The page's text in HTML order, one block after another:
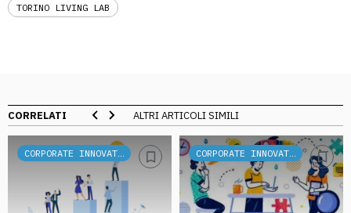
TORINO LIVING LAB
CORRELATI ALTRI ARTICOLI SIMILI